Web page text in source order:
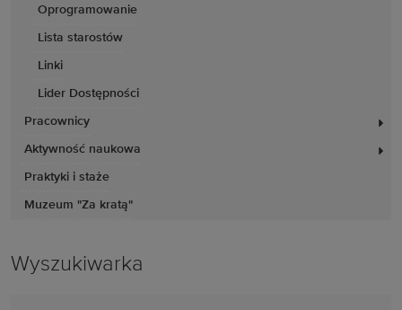
Oprogramowanie
Lista starostów
Linki
Lider Dostępności
Pracownicy
Aktywność naukowa
Praktyki i staże
Muzeum "Za kratą"
Wyszukiwarka